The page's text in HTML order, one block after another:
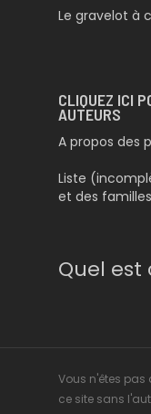
Le gravelot à
CLIQUEZ ICI
AUTEURS
A propos des
Liste
et des familles
Quel est
Vous n'êtes pas
ce site sans